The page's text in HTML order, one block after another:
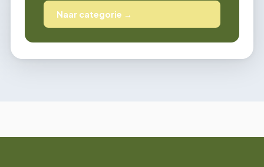
Naar categorie →